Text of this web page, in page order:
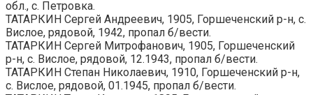
обл., с. Петровка.
ТАТАРКИН Сергей Андреевич, 1905, Горшеченский р-н, с.
Вислое, рядовой, 1942, пропал б/вести.
ТАТАРКИН Сергей Митрофанович, 1905, Горшеченский
р-н, с. Вислое, рядовой, 12.1943, пропал б/вести.
ТАТАРКИН Степан Николаевич, 1910, Горшеченский р-н,
с. Вислое, рядовой, 01.1945, пропал б/вести.